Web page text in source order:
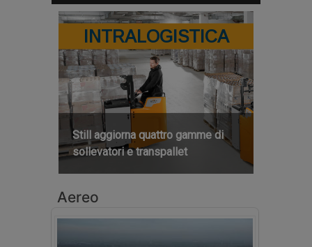
INTRALOGISTICA
Still aggiorna quattro gamme di
sollevatori e transpallet
Aereo